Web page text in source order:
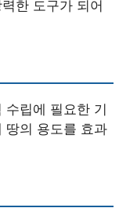
한 도구가 되어
립에 필요한 기
땅의 용도를 효과